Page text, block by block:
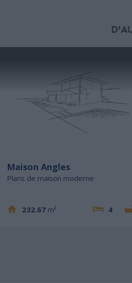
Maison Angles
Plans de maison moderne
232.67 m² 4